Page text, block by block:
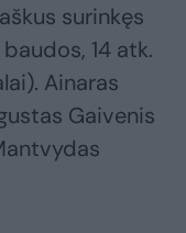
surinkęs
14 atk.
Ainaras
Gaivenis